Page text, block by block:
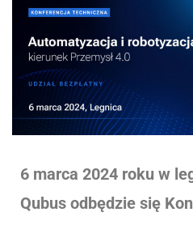
6 marca 2024 roku w
Qubus odbędzie się